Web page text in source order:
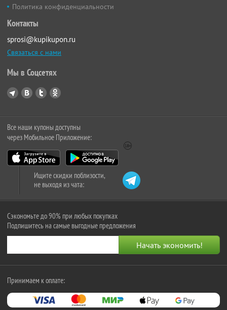
Политика конфиденциальности
Контакты
sprosi@kupikupon.ru
Связаться с нами
Мы в Соцсетях
Все наши купоны доступны
через Мобильное Приложение:
Ищите скидки поблизости,
не выходя из чата:
Сэкономьте до 90% при любых покупках
Подпишитесь на самые выгодные предложения
Принимаем к оплате: